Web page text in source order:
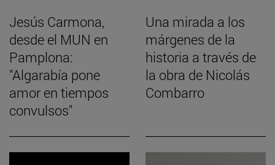
Jesús Carmona,
desde el MUN en
Pamplona:
"Algarabía pone
amor en tiempos
convulsos"
Una mirada a los
márgenes de la
historia a través de
la obra de Nicolás
Combarro